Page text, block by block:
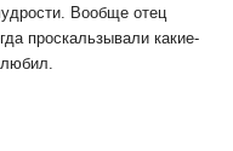
Вообще отец
проскальзывали какие-